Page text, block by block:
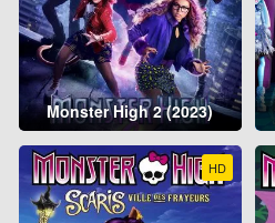
Monster High 2 (2023)
HD